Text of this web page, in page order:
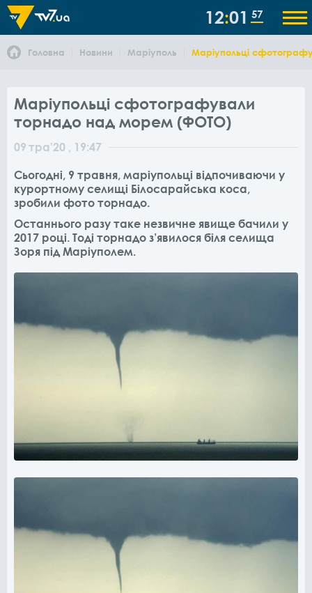
12 01 57
Головна Новини Маріуполь Маріупольці
Маріупольці сфотографували
торнадо над морем (ФОТО)
09 тра'20 , 19:47
Сьогодні, 9 травня, маріупольці відпочиваючи у
курортному селищі Білосарайська коса,
зробили фото торнадо.
Останнього разу таке незвичне явище бачили у
2017 році. Тоді торнадо з’явилося біля селища
Зоря під Маріуполем.